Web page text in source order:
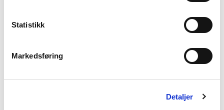
Statistikk
Markedsføring
Detaljer
ordren automatisk bli kansellert.
Mål/24 x 51 x H 12cm. med håndtak H 15cm
ROTTING